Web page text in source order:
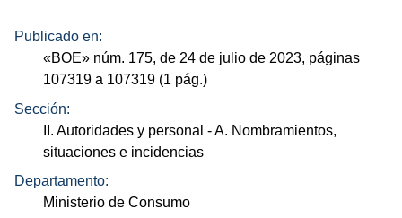
Publicado en:
«BOE» núm. 175, de 24 de julio de 2023, páginas
107319 a 107319 (1 pág.)
Sección:
II. Autoridades y personal - A. Nombramientos,
situaciones e incidencias
Departamento:
Ministerio de Consumo